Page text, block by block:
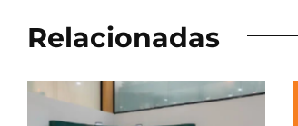
Relacionadas